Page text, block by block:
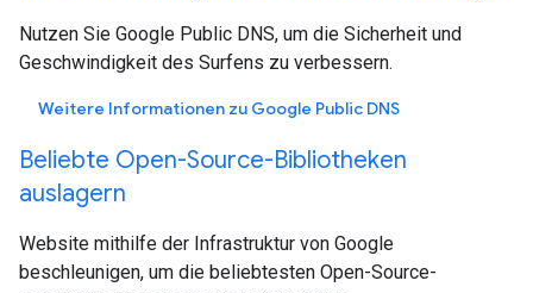
Nutzen Sie Google Public DNS, um die Sicherheit und
Geschwindigkeit des Surfens zu verbessern.
Weitere Informationen zu Google Public DNS
Beliebte Open-Source-Bibliotheken
auslagern
Website mithilfe der Infrastruktur von Google
beschleunigen, um die beliebtesten Open-Source-